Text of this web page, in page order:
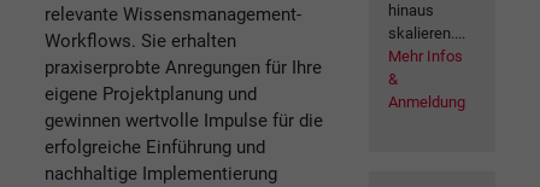
relevante Wissensmanagement-
Workflows. Sie erhalten
praxiserprobte Anregungen für Ihre
eigene Projektplanung und
gewinnen wertvolle Impulse für die
erfolgreiche Einführung und
nachhaltige Implementierung
hinaus
skalieren....
Mehr Infos
&
Anmeldung